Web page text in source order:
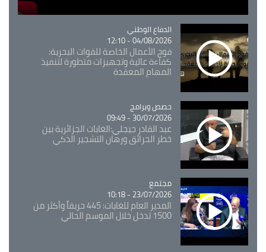
Catégorie
الدفاع الوطني
04/08/2026 - 12:10
فوج الأعمال الخاصة للقوات البحرية:
كفاءة عالية وتجهيزات متطورة لتنفيذ
المهام المعقدة
Catégorie
حصص وبرامج
30/07/2026 - 09:49
عبد القادر جيجلي:الغابات الجزائرية بين
خطر الحرائق ورهان التشجير الذكي
Catégorie
مجتمع
23/07/2026 - 10:18
المدير العام للغابات: 445 حريقاً وأكثر من
1500 تدخل خلال الموسم الحالي